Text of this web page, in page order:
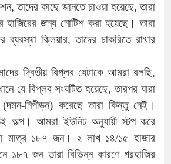
তাদের কাছে জানতে চাওয়া হয়েছে, তারা
হাজিরের জন্য নোটিশ করা হয়েছে। তারা
ক্লিয়ার, তাদের চাকরিতে রাখার
দ্বিতীয় বিপ্লব যেটাকে আমরা বলছি,
যে বিপ্লব সংঘটিত হয়েছে, তারপর যারা
নিপীড়ন) করেছে তারা কিন্তু নেই।
অল্প। আমরা ইউনিট অনুযায়ী স্টপ করে
মাত্র ১৮৭ জন। ২ লাখ ১৪/১৫ হাজার
১৮৭ জন তারা বিভিন্ন কারণে গরহাজির